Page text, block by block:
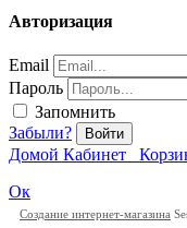
Авторизация
Email
Пароль
Запомнить
Забыли?
Войти
Домой Кабинет
Ок
Создание интернет-магазина